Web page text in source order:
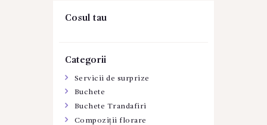
Cosul tau
Categorii
Servicii de surprize
Buchete
Buchete Trandafiri
Compoziții florare